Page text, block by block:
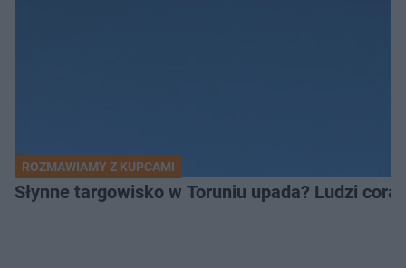
ROZMAWIAMY Z KUPCAMI
Słynne targowisko w Toruniu upada? Ludzi